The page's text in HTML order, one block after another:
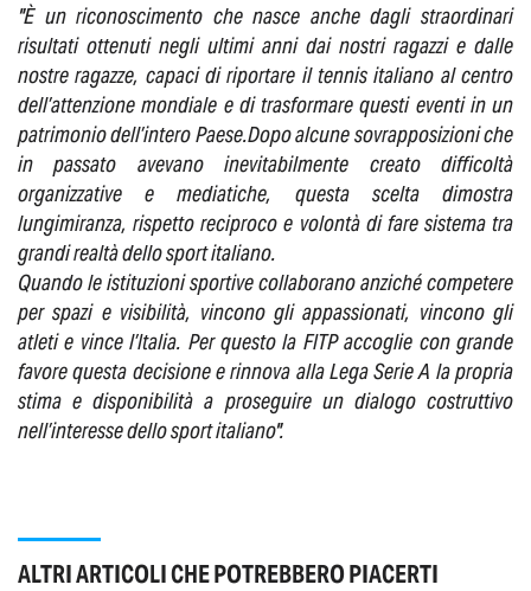
"È un riconoscimento che nasce anche dagli straordinari
risultati ottenuti negli ultimi anni dai nostri ragazzi e dalle
nostre ragazze, capaci di riportare il tennis italiano al centro
dell’attenzione mondiale e di trasformare questi eventi in un
patrimonio dell’intero Paese.Dopo alcune sovrapposizioni che
in passato avevano inevitabilmente creato difficoltà
organizzative e mediatiche, questa scelta dimostra
lungimiranza, rispetto reciproco e volontà di fare sistema tra
grandi realtà dello sport italiano.
Quando le istituzioni sportive collaborano anziché competere
per spazi e visibilità, vincono gli appassionati, vincono gli
atleti e vince l’Italia. Per questo la FITP accoglie con grande
favore questa decisione e rinnova alla Lega Serie A la propria
stima e disponibilità a proseguire un dialogo costruttivo
nell’interesse dello sport italiano".
ALTRI ARTICOLI CHE POTREBBERO PIACERTI